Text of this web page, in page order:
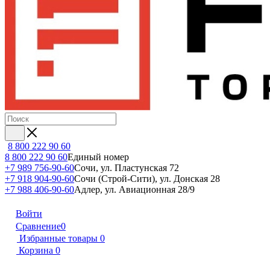
8 800 222 90 60
8 800 222 90 60Единый номер
+7 989 756-90-60Сочи, ул. Пластунская 72
+7 918 904-90-60Сочи (Строй-Сити), ул. Донская 28
+7 988 406-90-60Адлер, ул. Авиационная 28/9
Войти
Сравнение0
Избранные товары 0
Корзина 0